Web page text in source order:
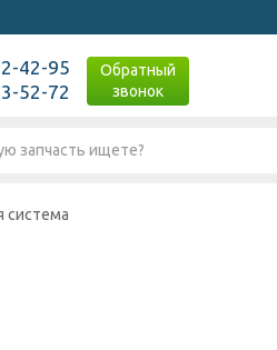
42-95
52-72
Обратный
звонок
система